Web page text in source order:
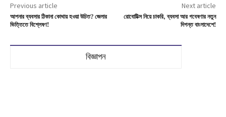
Previous article
আপনার ব্যবসার ঠিকানা কোথায় হওয়া উচিত? জেলার
ভিত্তিতে বিশ্লেষণ!
Next article
রোবোটিক্স নিয়ে চাকরি, ব্যবসা আর গবেষণার নতুন
দিগন্ত বাংলাদেশে!
বিজ্ঞাপন